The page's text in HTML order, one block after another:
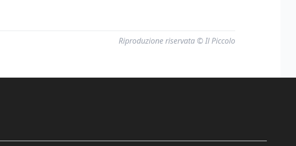
Riproduzione riservata © Il Piccolo